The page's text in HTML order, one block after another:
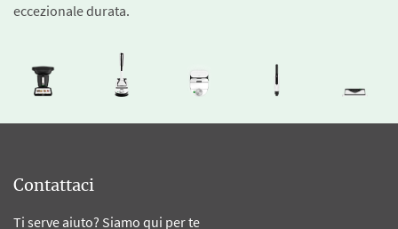
eccezionale durata.
Contattaci
Ti serve aiuto? Siamo qui per te